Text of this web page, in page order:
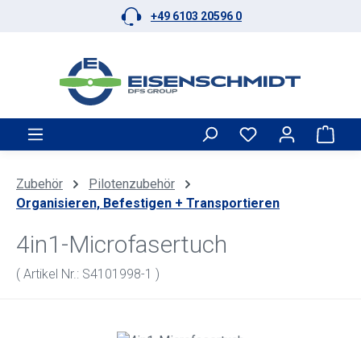
Zum Hauptinhalt springen+49 6103 20596 0
Zubehör
Pilotenzubehör
Organisieren, Befestigen + Transportieren
4in1-Microfasertuch
( Artikel Nr.: S4101998-1 )